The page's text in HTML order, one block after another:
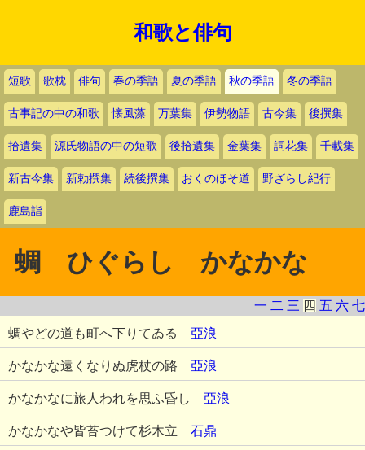
和歌と俳句
短歌 歌枕 俳句 春の季語 夏の季語 秋の季語 冬の季語
古事記の中の和歌 懐風藻 万葉集 伊勢物語 古今集 後撰集
拾遺集 源氏物語の中の短歌 後拾遺集 金葉集 詞花集 千載集
新古今集 新勅撰集 続後撰集 おくのほそ道 野ざらし紀行
鹿島詣
蜩 ひぐらし かなかな
一 二 三 四 五 六 七
蜩やどの道も町へ下りてゐる 亞浪
かなかな遠くなりぬ虎杖の路 亞浪
かなかなに旅人われを思ふ昏し 亞浪
かなかなや皆苔つけて杉木立 石鼎